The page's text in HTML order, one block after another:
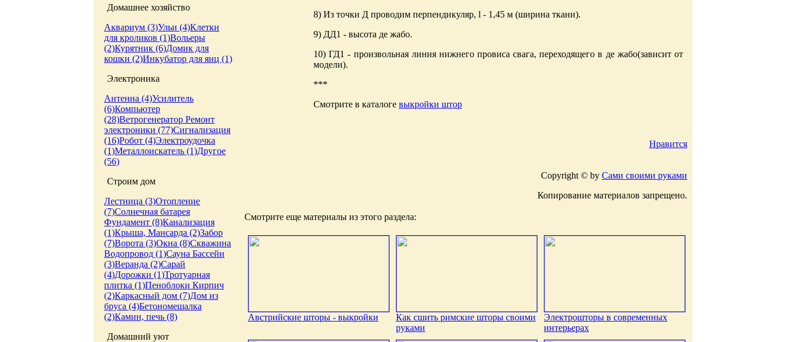
Домашнее хозяйство
Аквариум (3)Ульи (4)Клетки
для кроликов (1)Вольеры
(2)Курятник (6)Домик для
кошки (2)Инкубатор для яиц (1)
Электроника
Антенна (4)Усилитель
(6)Компьютер
(28)Ветрогенератор Ремонт
электроники (77)Сигнализация
(16)Робот (4)Электроудочка
(1)Металлоискатель (1)Другое
(56)
Строим дом
Лестница (3)Отопление
(7)Солнечная батарея
Фундамент (8)Канализация
(1)Крыша, Мансарда (2)Забор
(7)Ворота (3)Окна (8)Скважина
Водопровод (1)Сауна Бассейн
(3)Веранда (2)Сарай
(4)Дорожки (1)Тротуарная
плитка (1)Пеноблоки Кирпич
(2)Каркасный дом (7)Дом из
бруса (4)Бетономешалка
(2)Камин, печь (8)
Домашний уют
8) Из точки Д проводим перпендикуляр, l - 1,45 м (ширина ткани).
9) ДД1 - высота де жабо.
10) ГД1 - произвольная линия нижнего провиса свага, переходящего в де жабо(зависит от
модели).
***
Смотрите в каталоге выкройки штор
Нравится
Copyright © by Сами своими руками
Копирование материалов запрещено.
Смотрите еще материалы из этого раздела:
Австрийские шторы - выкройки
Как сшить римские шторы своими
руками
Электрошторы в современных
интерьерах